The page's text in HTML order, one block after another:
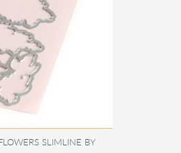
SLIMLINE BY